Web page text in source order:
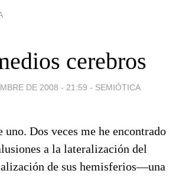
cerebros
DE 2008 - 21:59 - SEMIÓTICA
uno. Dos veces me he encontrado
a la lateralización del
de sus hemisferios—una